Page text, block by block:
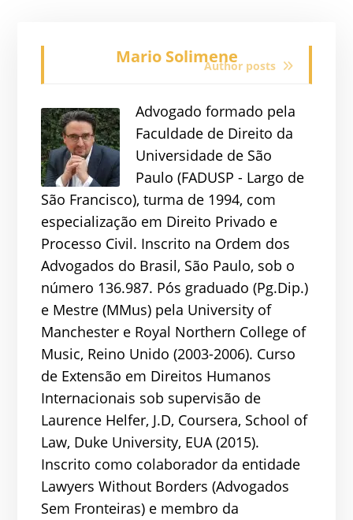
Mario SolimeneAuthor posts
Advogado formado pela
Faculdade de Direito da
Universidade de São
Paulo (FADUSP - Largo de
São Francisco), turma de 1994, com
especialização em Direito Privado e
Processo Civil. Inscrito na Ordem dos
Advogados do Brasil, São Paulo, sob o
número 136.987. Pós graduado (Pg.Dip.)
e Mestre (MMus) pela University of
Manchester e Royal Northern College of
Music, Reino Unido (2003-2006). Curso
de Extensão em Direitos Humanos
Internacionais sob supervisão de
Laurence Helfer, J.D, Coursera, School of
Law, Duke University, EUA (2015).
Inscrito como colaborador da entidade
Lawyers Without Borders (Advogados
Sem Fronteiras) e membro da